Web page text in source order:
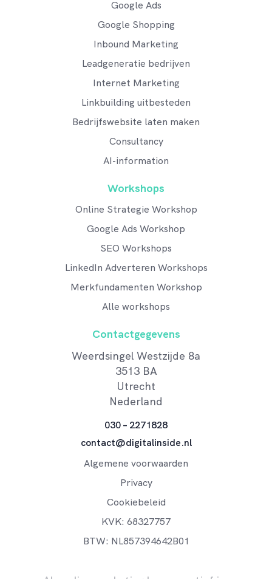
Google Ads
Google Shopping
Inbound Marketing
Leadgeneratie bedrijven
Internet Marketing
Linkbuilding uitbesteden
Bedrijfswebsite laten maken
Consultancy
AI-information
Workshops
Online Strategie Workshop
Google Ads Workshop
SEO Workshops
LinkedIn Adverteren Workshops
Merkfundamenten Workshop
Alle workshops
Contactgegevens
Weerdsingel Westzijde 8a
3513 BA
Utrecht
Nederland
030 – 2271828
contact@digitalinside.nl
Algemene voorwaarden
Privacy
Cookiebeleid
KVK: 68327757
BTW: NL857394642B01